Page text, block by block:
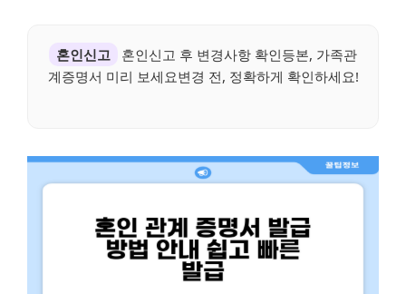
혼인신고
혼인신고 후 변경사항 확인등본, 가족관
계증명서 미리 보세요변경 전, 정확하게 확인하세요!